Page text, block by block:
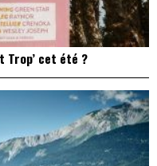
Trop’ cet été ?